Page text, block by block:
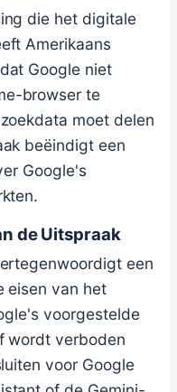
die het digitale
Amerikaans
Google niet
browser te
moet delen
beëindigt een
Google's
de Uitspraak
een
eisen van het
voorgestelde
wordt verboden
voor Google